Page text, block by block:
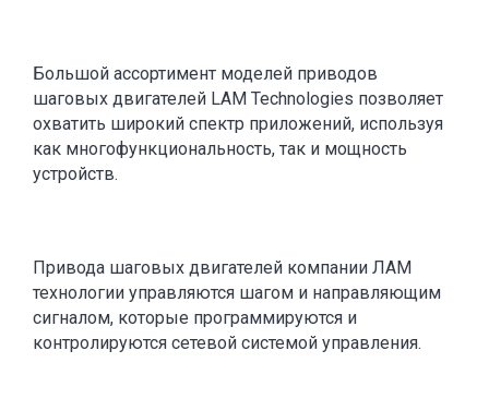
Большой ассортимент моделей приводов
шаговых двигателей LAM Technologies позволяет
охватить широкий спектр приложений, используя
как многофункциональность, так и мощность
устройств.
Привода шаговых двигателей компании ЛАМ
технологии управляются шагом и направляющим
сигналом, которые программируются и
контролируются сетевой системой управления.